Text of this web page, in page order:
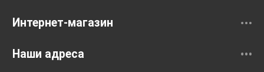
Интернет-магазин
Наши адреса